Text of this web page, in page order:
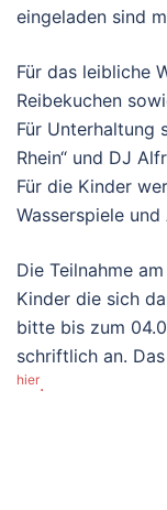
eingeladen sind
Für das leibliche
Reibekuchen
Für Unterhaltung
Rhein“ und DJ
Für die Kinder
Wasserspiele
Die Teilnahme
Kinder die sich
bitte bis zum
schriftlich an.
hier.